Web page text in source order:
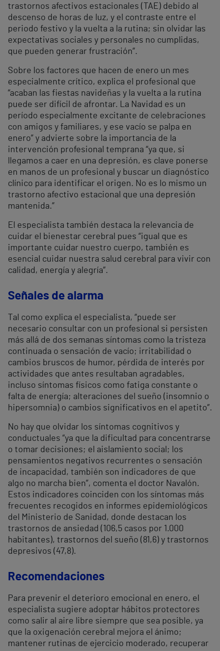
trastornos afectivos estacionales (TAE) debido al
descenso de horas de luz, y el contraste entre el
periodo festivo y la vuelta a la rutina; sin olvidar las
expectativas sociales y personales no cumplidas,
que pueden generar frustración”.
Sobre los factores que hacen de enero un mes
especialmente crítico, explica el profesional que
“acaban las fiestas navideñas y la vuelta a la rutina
puede ser difícil de afrontar. La Navidad es un
período especialmente excitante de celebraciones
con amigos y familiares, y ese vacío se palpa en
enero” y advierte sobre la importancia de la
intervención profesional temprana “ya que, si
llegamos a caer en una depresión, es clave ponerse
en manos de un profesional y buscar un diagnóstico
clínico para identificar el origen. No es lo mismo un
trastorno afectivo estacional que una depresión
mantenida.”
El especialista también destaca la relevancia de
cuidar el bienestar cerebral pues “igual que es
importante cuidar nuestro cuerpo, también es
esencial cuidar nuestra salud cerebral para vivir con
calidad, energía y alegría”.
Señales de alarma
Tal como explica el especialista, “puede ser
necesario consultar con un profesional si persisten
más allá de dos semanas síntomas como la tristeza
continuada o sensación de vacío; irritabilidad o
cambios bruscos de humor, pérdida de interés por
actividades que antes resultaban agradables,
incluso síntomas físicos como fatiga constante o
falta de energía; alteraciones del sueño (insomnio o
hipersomnia) o cambios significativos en el apetito”.
No hay que olvidar los síntomas cognitivos y
conductuales “ya que la dificultad para concentrarse
o tomar decisiones; el aislamiento social; los
pensamientos negativos recurrentes o sensación
de incapacidad, también son indicadores de que
algo no marcha bien”, comenta el doctor Navalón.
Estos indicadores coinciden con los síntomas más
frecuentes recogidos en informes epidemiológicos
del Ministerio de Sanidad, donde destacan los
trastornos de ansiedad (106,5 casos por 1.000
habitantes), trastornos del sueño (81,6) y trastornos
depresivos (47,8).
Recomendaciones
Para prevenir el deterioro emocional en enero, el
especialista sugiere adoptar hábitos protectores
como salir al aire libre siempre que sea posible, ya
que la oxigenación cerebral mejora el ánimo;
mantener rutinas de ejercicio moderado, recuperar